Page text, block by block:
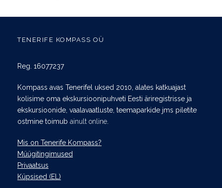
TENERIFE KOMPASS OÜ
Reg. 16077237
Kompass avas Tenerifel uksed 2010, alates katkuajast
kolisime oma ekskursioonipuhveti Eesti äriregistrisse ja
ekskursioonide, vaalavaatluste, teemaparkide jms piletite
ostmine toimub ainult online
Mis on Tenerife Kompass?
Müügitingimused
Privaatsus
Küpsised (EL)